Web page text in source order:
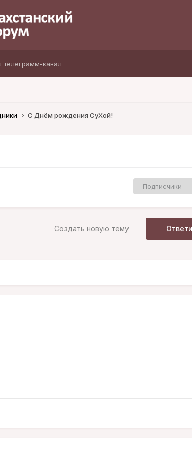
телеграмм-канал
С Днём рождения СуХой!
Подписчики
Создать новую тему